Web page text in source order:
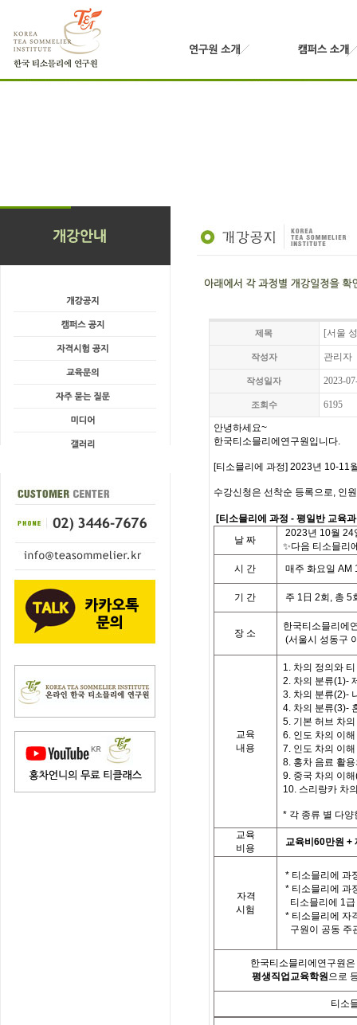
제목 [서울
작성자 관리자
작성일자 2023-
조회수 6195
안녕하세요~
한국티소믈리에연구원입니다.
[티소믈리에 과정] 2023년 10-11
수강신청은 선착순 등록으로, 인
[티소믈리에 과정 - 평일반 교육
날 짜
2023년 10월 24
✨다음 티소믈리
시
간 매주 화요일 AM
기 간 주 1 日 2회 , 총 5
장 소
한국티소믈리에
(서울시 성동구
교육
내용
1. 차의 정의와
2. 차의 분류(1)-
3. 차의 분류(2)-
4. 차의 분류(3)-
5. 기본 허브 차
6. 인도 차의 이
7. 인도 차의 이
8. 홍차 음료 활
9. 중국 차의 이
10. 스리랑카 차
* 각 종류 별 다양
교육
비용
교육비 60만원 +
자격
시험
* 티소믈리에 과
* 티소믈리에 과
티소믈리에 1
* 티소믈리에 자
구원이 공동 주
한국티소믈리에연구원
평생직업교육학원으로
티소